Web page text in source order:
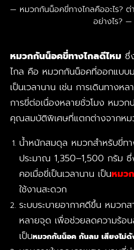
หมวกกันน็อคขี่ทางไกลคืออะไร?
อย่างไร?
หมวกกันน็อคขี่ทางไกลดีไหม ซึ่
ไกล คือ หมวกกันน็อคที่ออกแบบ
เป็นเวลานาน เช่น การเดินทางห
การขี่ต่อเนื่องหลายชั่วโมง หมวก
คุณสมบัติพิเศษที่แตกต่างจากหม
น้ำหนักสมดุล หมวกสำหรับขี่ท
ประมาณ 1,350–1,500 กรัม
คอเมื่อขี่เป็นเวลานาน เป็นหมว
ใช้งานสะดวก
ระบบระบายอากาศดีขึ้น หมวก
หลายจุด เพื่อช่วยลดความร้อน
เป็นหมวกกันน็อค กันลม เสียงไม่